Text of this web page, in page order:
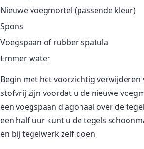
Nieuwe voegmortel (passende kleur)
Spons
Voegspaan of rubber spatula
Emmer water
Begin met het voorzichtig verwijderen
stofvrij zijn voordat u de nieuwe
een voegspaan diagonaal over de
een half uur kunt u de tegels
en bij tegelwerk zelf doen.